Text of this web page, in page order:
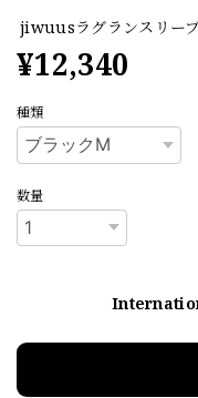
jiwuusラグランスリー
¥12,340
種類
数量